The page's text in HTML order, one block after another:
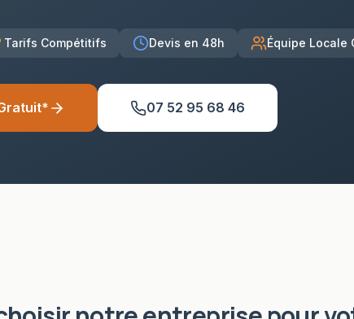
Tarifs Compétitifs Devis en 48h Équipe Locale
07 52 95 68 46